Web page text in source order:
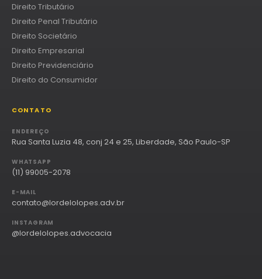
Direito Tributário
Direito Penal Tributário
Direito Societário
Direito Empresarial
Direito Previdenciário
Direito do Consumidor
CONTATO
ENDEREÇO
Rua Santa Luzia 48, conj 24 e 25, Liberdade, São Paulo-SP
WHATSAPP
(11) 99005-2078
E-MAIL
contato@lordelolopes.adv.br
INSTAGRAM
@lordelolopes.advocacia